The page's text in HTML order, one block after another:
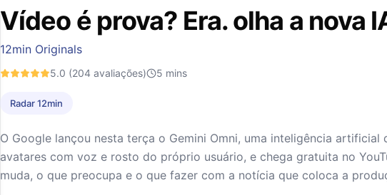
Vídeo é prova? Era. olha a nova
12min Originals
5.0 (204 avaliações) 5 mins
Radar 12min
O Google lançou nesta terça o Gemini Omni, uma inteligência
avatares com voz e rosto do próprio usuário, e chega gratuita no
muda, o que preocupa e o que fazer com a notícia que coloca a